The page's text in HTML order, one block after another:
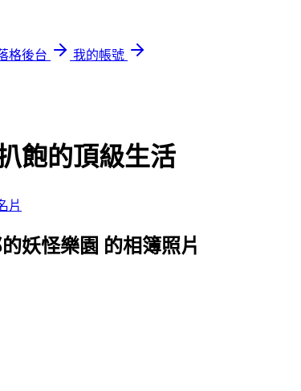
格後台
我的帳號
飽的頂級生活
片
妖怪樂園 的相簿照片